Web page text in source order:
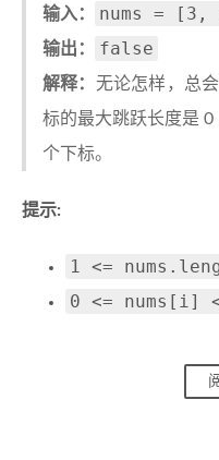
输入： nums =
输出： false
解释： 无论怎样，总
标的最大跳跃长度是
个下标。
提示:
1 <=
0 <= nums[i]